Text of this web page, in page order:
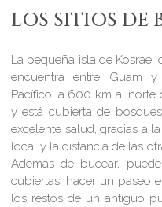
LOS SITIOS DE
La pequeña isla de
encuentra entre Guam
Pacífico, a 600 km al norte
y está cubierta de
excelente salud, gracias a
local y la distancia de las
Además de bucear,
cubiertas, hacer un paseo
los restos de un antiguo